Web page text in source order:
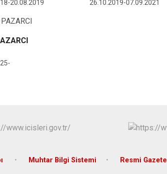
20.08.2019 26.10.2019-07.09.2021
Muhtar Bilgi Sistemi Resmi Gazete